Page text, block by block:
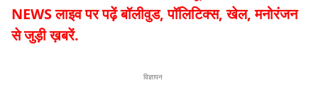
NEWS लाइव पर पढ़ें बॉलीवुड, पॉलिटिक्स, खेल, मनोरंजन
से जुड़ी ख़बरें.
विज्ञापन